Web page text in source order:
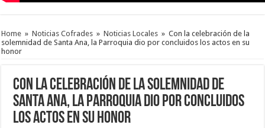
Home » Noticias Cofrades » Noticias Locales » Con la celebración de la
solemnidad de Santa Ana, la Parroquia dio por concluidos los actos en su
honor
Con la celebración de la solemnidad de
Santa Ana, la Parroquia dio por concluidos
los actos en su honor